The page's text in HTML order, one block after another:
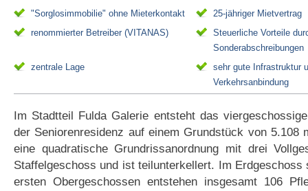
"Sorglosimmobilie" ohne Mieterkontakt
25-jähriger Mietvertrag
renommierter Betreiber (VITANAS)
Steuerliche Vorteile
Sonderabschreibungen
zentrale Lage
sehr gute Infrastruktur
Verkehrsanbindung
Im Stadtteil Fulda Galerie entsteht das
der Seniorenresidenz auf einem Grundstück von 5.108
eine quadratische Grundrissanordnung mit drei
Staffelgeschoss und ist teilunterkellert. Im Erdgeschoss
ersten Obergeschossen entstehen insgesamt 106